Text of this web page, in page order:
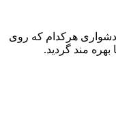
دشواری هرکدام که روی
مند گردید.